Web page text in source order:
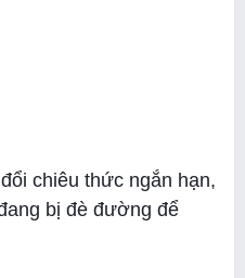
chiêu thức ngắn hạn,
bị đè đường để